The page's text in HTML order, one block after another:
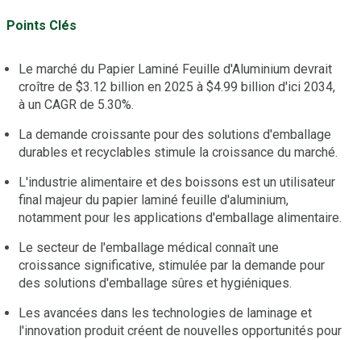
Points Clés
Le marché du Papier Laminé Feuille d'Aluminium devrait
croître de $3.12 billion en 2025 à $4.99 billion d'ici 2034,
à un CAGR de 5.30%.
La demande croissante pour des solutions d'emballage
durables et recyclables stimule la croissance du marché.
L'industrie alimentaire et des boissons est un utilisateur
final majeur du papier laminé feuille d'aluminium,
notamment pour les applications d'emballage alimentaire.
Le secteur de l'emballage médical connaît une
croissance significative, stimulée par la demande pour
des solutions d'emballage sûres et hygiéniques.
Les avancées dans les technologies de laminage et
l'innovation produit créent de nouvelles opportunités pour